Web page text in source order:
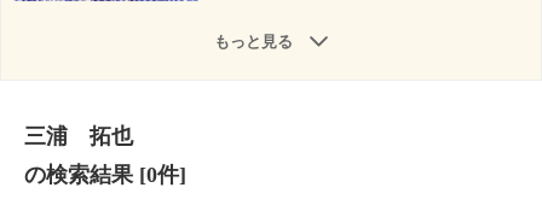
もっと見る
三浦 拓也
の検索結果[0件]